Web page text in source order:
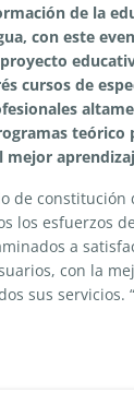
de la
con este
cursos de
teórico
mejor
de constitución
los esfuerzos
a
con la
sus servicios.